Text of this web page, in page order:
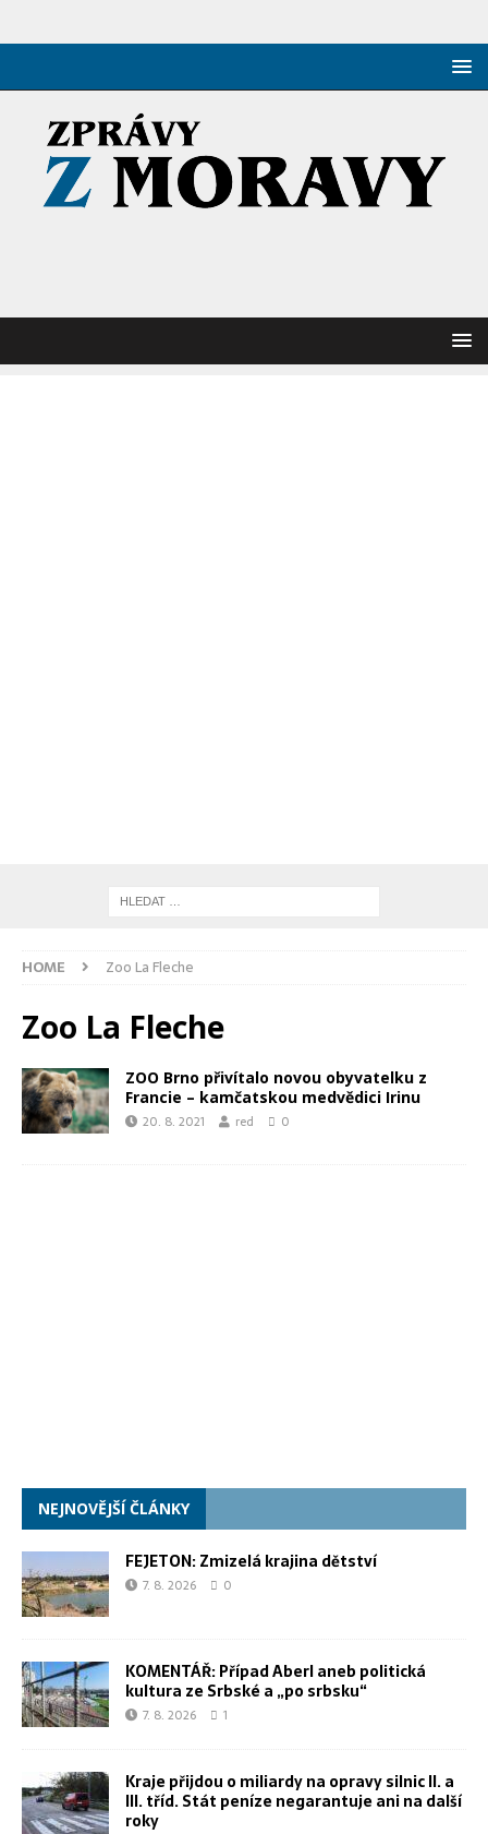
HOME Zoo La Fleche
Zoo La Fleche
ZOO Brno přivítalo novou obyvatelku z
Francie – kamčatskou medvědici Irinu
20. 8. 2021 red 0
NEJNOVĚJŠÍ ČLÁNKY
FEJETON: Zmizelá krajina dětství
7. 8. 2026 0
KOMENTÁŘ: Případ Aberl aneb politická
kultura ze Srbské a „po srbsku“
7. 8. 2026 1
Kraje přijdou o miliardy na opravy silnic II. a
III. tříd. Stát peníze negarantuje ani na další
roky